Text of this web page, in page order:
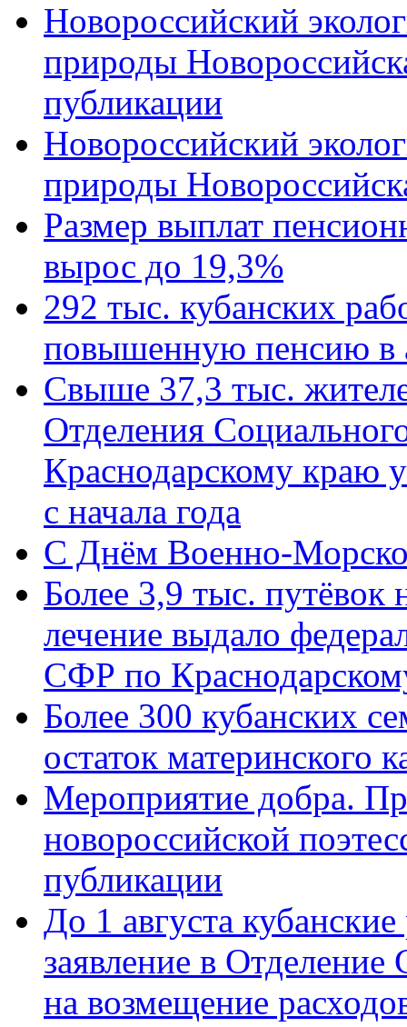
Новороссийский
природы
публикации
Новороссийский
природы
Размер выплат
вырос до 19,3%
292 тыс. кубанских
повышенную пенсию в
Свыше 37,3 тыс.
Отделения
Краснодарскому краю
с начала года
C Днём Военно-
Более 3,9 тыс. путёвок
лечение выдало
СФР по
Более 300 кубанских
остаток материнского
Мероприятие добра.
новороссийской
публикации
До 1 августа
заявление в
на возмещение